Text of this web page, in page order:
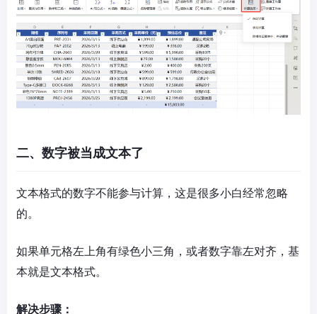
二、数字被当成文本了
文本格式的数字不能参与计算，这是很多小白经常忽略
的。
如果单元格左上角有绿色小三角，或者数字靠左对齐，基
本就是文本格式。
解决步骤：